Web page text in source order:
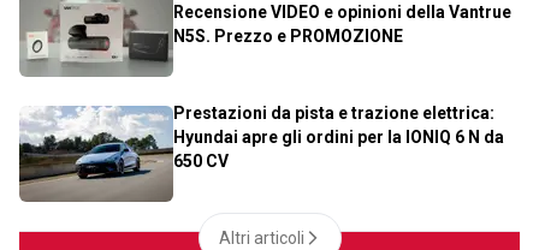
Recensione VIDEO e opinioni della Vantrue
N5S. Prezzo e PROMOZIONE
Prestazioni da pista e trazione elettrica:
Hyundai apre gli ordini per la IONIQ 6 N da
650 CV
Altri articoli